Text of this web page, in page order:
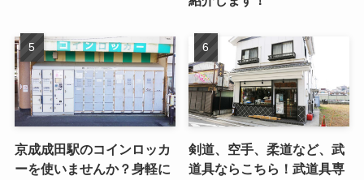
京成成田駅のコインロッカ
ーを使いませんか？身軽に
剣道、空手、柔道など、武
道具ならこちら！武道具専